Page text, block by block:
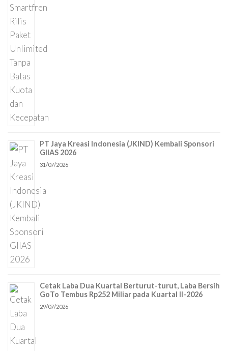
PT Jaya Kreasi Indonesia (JKIND) Kembali Sponsori
GIIAS 2026
31/07/2026
Cetak Laba Dua Kuartal Berturut-turut, Laba Bersih
GoTo Tembus Rp252 Miliar pada Kuartal II-2026
29/07/2026